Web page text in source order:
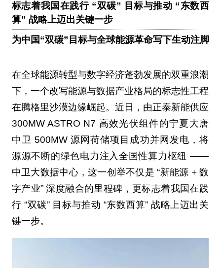
标志着我国在践行 “双碳” 目标与推动 “东数西
算” 战略上迈出关键一步
为中国“双碳”目标与全球能源革命写下生动注脚
在全球能源转型与数字经济蓬勃发展的双重浪潮
下，一个改写能源与数据产业格局的标志性工程
在腾格里沙漠边缘崛起。近日，由正泰新能供应
300MW ASTRO N7 高效光伏组件的宁夏大唐
中卫 500MW 源网荷储项目成功并网发电，将
源源不断的绿色电力注入全国性算力枢纽 ——
中卫大数据中心，这一创举不仅是 “新能源 + 数
字产业” 深度融合的里程碑，更标志着我国在践
行 “双碳” 目标与推动 “东数西算” 战略上迈出关
键一步。